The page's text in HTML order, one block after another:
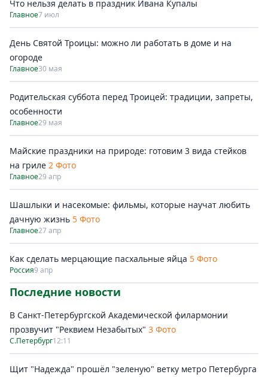
Что нельзя делать в праздник Ивана Купалы
Главное7 июл
День Святой Троицы: можно ли работать в доме и на
огороде
Главное30 мая
Родительская суббота перед Троицей: традиции, запреты,
особенности
Главное29 мая
Майские праздники на природе: готовим 3 вида стейков
на гриле 2 Фото
Главное29 апр
Шашлыки и насекомые: фильмы, которые научат любить
дачную жизнь 5 Фото
Главное27 апр
Как сделать мерцающие пасхальные яйца 5 Фото
Россия9 апр
Последние новости
В Санкт-Петербургской Академической филармонии
прозвучит "Реквием Незабытых" 3 Фото
С.Петербург12:11
Щит "Надежда" прошёл "зеленую" ветку метро Петербурга